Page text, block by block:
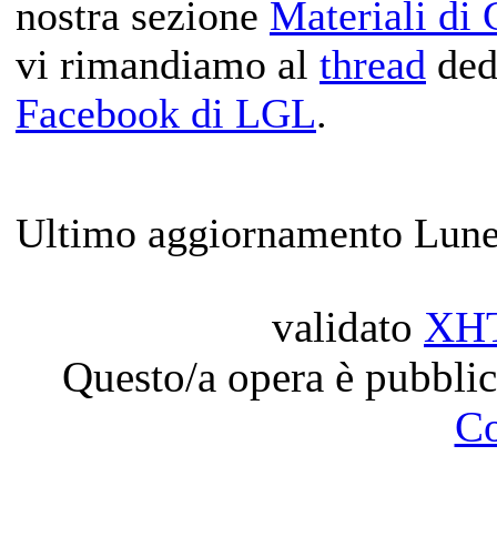
nostra sezione Materiali di
vi rimandiamo al thread
Facebook di LGL.
Ultimo aggiornamento
validato
Questo/a opera è